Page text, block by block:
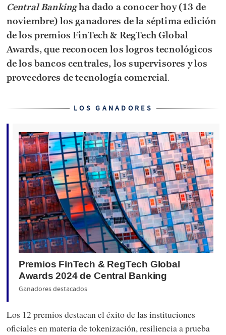
Central Bankingha dado a conocer hoy (13 de
noviembre) los ganadores de la séptima edición
de los premios FinTech& RegTech Global
Awards, que reconocen los logros tecnológicos
de los bancos centrales, los supervisores y los
proveedores de tecnología comercial .
LOS GANADORES
Premios FinTech & RegTech Global
Awards 2024 de Central Banking
Ganadores destacados
Los 12 premios destacan el éxito de las instituciones
oficiales en materia de tokenización, resiliencia a prueba